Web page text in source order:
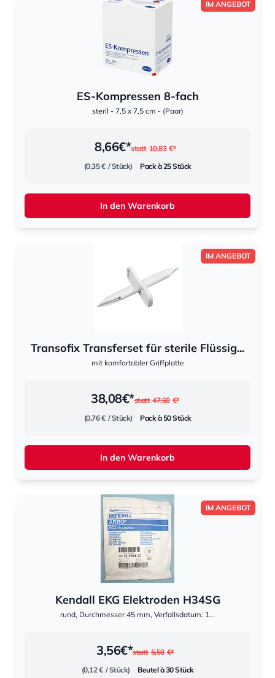
IM ANGEBOT
ES-Kompressen 8-fach
steril - 7,5 x 7,5 cm - (Paar)
statt 10,83 €*
8,66€*
(0,35 € / Stück) Pack à 25 Stück
In den Warenkorb
IM ANGEBOT
Transofix Transferset für sterile Flüssig...
mit komfortabler Griffplatte
statt 47,60 €*
38,08€*
(0,76 € / Stück) Pack à 50 Stück
In den Warenkorb
IM ANGEBOT
Kendall EKG Elektroden H34SG
rund, Durchmesser 45 mm, Verfallsdatum: 1...
statt 5,58 €*
3,56€*
(0,12 € / Stück) Beutel à 30 Stück